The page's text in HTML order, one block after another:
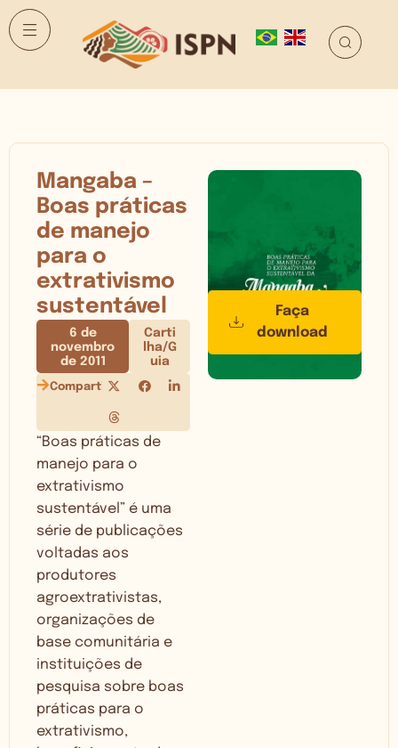
Mangaba –
Boas práticas
de manejo
para o
extrativismo
sustentável
6 de
novembro
de 2011
Carti
lha/G
uia
Compartilhe
“Boas práticas de
manejo para o
extrativismo
sustentável” é uma
série de publicações
voltadas aos
produtores
agroextrativistas,
organizações de
base comunitária e
instituições de
pesquisa sobre boas
práticas para o
extrativismo,
Faça
download